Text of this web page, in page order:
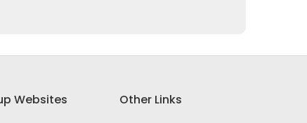
Websites
Other Links